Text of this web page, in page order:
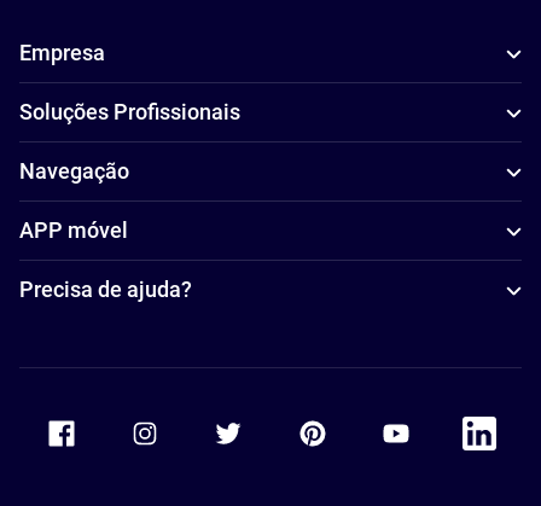
Empresa
Soluções Profissionais
Navegação
APP móvel
Precisa de ajuda?
Accor Facebook Accor TwitterAccor PinterestAccor Youtube
Accor